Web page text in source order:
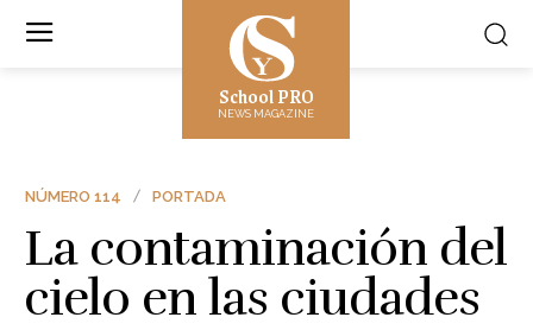
School PRO
NEWS MAGAZINE
NÚMERO 114 PORTADA
La contaminación del
cielo en las ciudades